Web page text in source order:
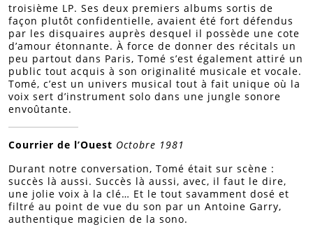
troisième LP. Ses deux premiers albums sortis de
façon plutôt confidentielle, avaient été fort défendus
par les disquaires auprès desquel il possède une cote
d’amour étonnante. À force de donner des récitals un
peu partout dans Paris, Tomé s’est également attiré un
public tout acquis à son originalité musicale et vocale.
Tomé, c’est un univers musical tout à fait unique où la
voix sert d’instrument solo dans une jungle sonore
envoûtante.
Courrier de l’Ouest Octobre 1981
Durant notre conversation, Tomé était sur scène :
succès là aussi. Succès là aussi, avec, il faut le dire,
une jolie voix à la clé… Et le tout savamment dosé et
filtré au point de vue du son par un Antoine Garry,
authentique magicien de la sono.